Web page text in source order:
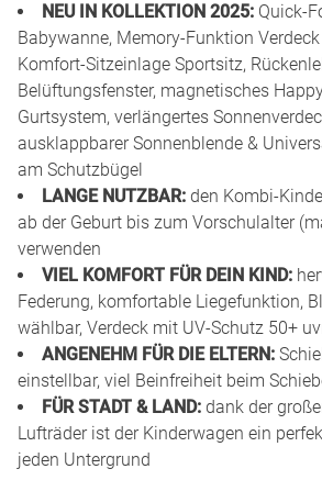
NEU IN KOLLEKTION 2025: Quick-
Babywanne, Memory-Funktion
Komfort-Sitzeinlage Sportsitz,
Belüftungsfenster, magnetisches
Gurtsystem, verlängertes
ausklappbarer Sonnenblende &
am Schutzbügel
LANGE NUTZBAR: den Kombi-
ab der Geburt bis zum Vorschulalter
verwenden
VIEL KOMFORT FÜR DEIN KIND:
Federung, komfortable Liegefunktion,
wählbar, Verdeck mit UV-Schutz 50+
ANGENEHM FÜR DIE ELTERN:
einstellbar, viel Beinfreiheit beim
FÜR STADT & LAND: dank der
Lufträder ist der Kinderwagen ein
jeden Untergrund